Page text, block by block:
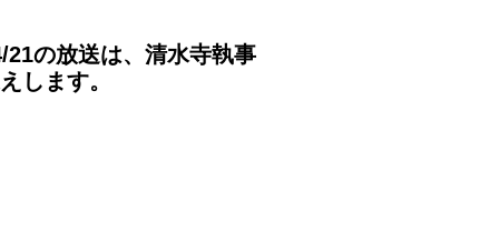
の放送は、清水寺執事
します。